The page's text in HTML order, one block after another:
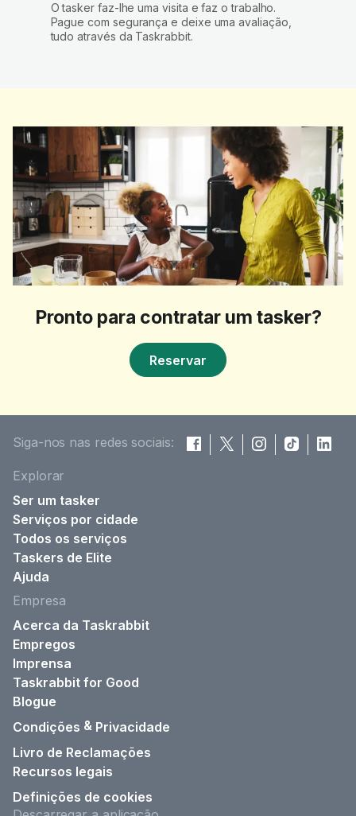
O tasker faz-lhe uma visita e faz o trabalho.
Pague com segurança e deixe uma avaliação,
tudo através da Taskrabbit.
Pronto para contratar um tasker?
Reservar
Siga-nos nas redes sociais:
Explorar
Ser um tasker
Serviços por cidade
Todos os serviços
Taskers de Elite
Ajuda
Empresa
Acerca da Taskrabbit
Empregos
Imprensa
Taskrabbit for Good
Blogue
Condições & Privacidade
Livro de Reclamações
Recursos legais
Definições de cookies